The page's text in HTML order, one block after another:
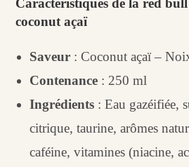
coconutaçaï
Saveur : Coconut açaï –
Contenance : 250 ml
Ingrédients : Eau gazéifiée,
citrique, taurine, arômes
caféine, vitamines (niacine,